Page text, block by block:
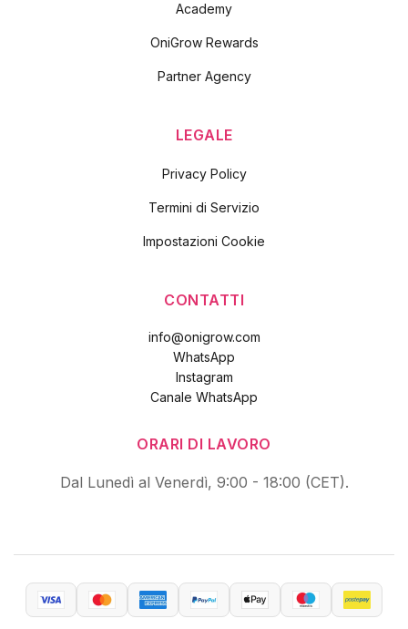
Academy
OniGrow Rewards
Partner Agency
LEGALE
Privacy Policy
Termini di Servizio
Impostazioni Cookie
CONTATTI
info@onigrow.com
WhatsApp
Instagram
Canale WhatsApp
ORARI DI LAVORO
Dal Lunedì al Venerdì, 9:00 - 18:00 (CET).